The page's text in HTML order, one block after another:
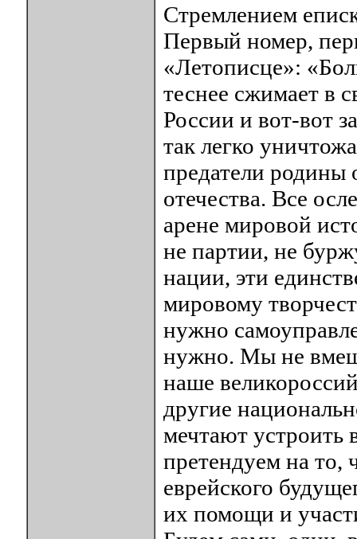
Стремлением
Первый номер,
«Летописце»:
теснее сжимает в
России и вот-вот
так легко
предатели родины
отечества. Все
арене мировой
не партии, не
нации, эти
мировому
нужно
нужно. Мы не
наше
другие
мечтают устроить
претендуем на то,
еврейского
их помощи и